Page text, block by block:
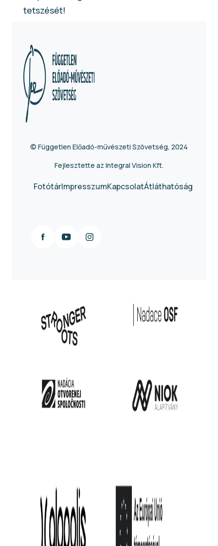
tetszését!
© Független Előadó-művészeti Szövetség, 2024
Fejlesztette az Integral Vision Kft.
FotótárImpresszumKapcsolatÁtláthatóság